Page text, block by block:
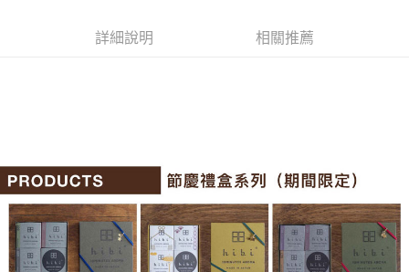
7-11取貨付款
每筆NT$60，滿NT$399(含以上)免運費
付款後7-11取貨
每筆NT$60，滿NT$399(含以上)免運費
詳細說明 相關推薦